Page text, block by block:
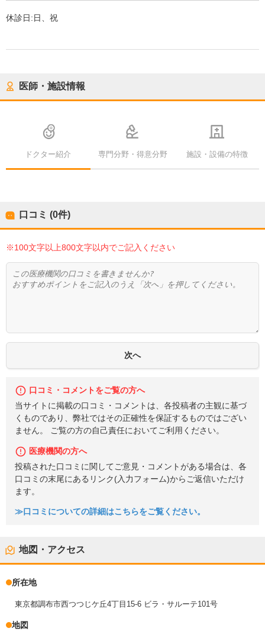
休診日:日、祝
医師・施設情報
ドクター紹介 専門分野・得意分野 施設・設備の特徴
口コミ (0件)
※100文字以上800文字以内でご記入ください
口コミ・コメントをご覧の方へ
当サイトに掲載の口コミ・コメントは、各投稿者の主観に基づ
くものであり、弊社ではその正確性を保証するものではござい
ません。 ご覧の方の自己責任においてご利用ください。
医療機関の方へ
投稿された口コミに関してご意見・コメントがある場合は、各
口コミの末尾にあるリンク(入力フォーム)からご返信いただけ
ます。
≫口コミについての詳細はこちらをご覧ください。
地図・アクセス
所在地
東京都調布市西つつじケ丘4丁目15-6 ビラ・サルーテ101号
地図